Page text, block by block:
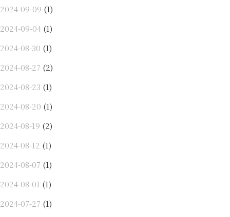
2024-09-09 (1)
2024-09-04 (1)
2024-08-30 (1)
2024-08-27 (2)
2024-08-23 (1)
2024-08-20 (1)
2024-08-19 (2)
2024-08-12 (1)
2024-08-07 (1)
2024-08-01 (1)
2024-07-27 (1)